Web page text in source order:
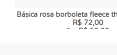
Básica rosa borboleta fleece
R$ 72,00
6 x R$ 12,00